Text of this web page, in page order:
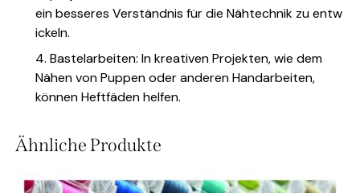
ein besseres Verständnis für die Nähtechnik zu entw
ickeln.
4. Bastelarbeiten: In kreativen Projekten, wie dem
Nähen von Puppen oder anderen Handarbeiten,
können Heftfäden helfen.
Ähnliche Produkte